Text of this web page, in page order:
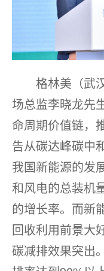
格林美（武
场总监李晓龙先
命周期价值链，
告从碳达峰碳中
我国新能源的发
和风电的总装机
的增长率。而新
回收利用前景大
碳减排效果突出